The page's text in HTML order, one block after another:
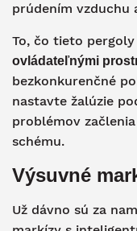
prúdením
To, čo tieto
ovládateľnými
bezkonkurenčné
nastavte žalúzie
problémov
schému.
Výsuvné
Už dávno sú za